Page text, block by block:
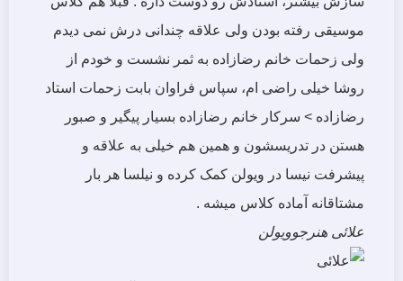
موسیقی رفته بودن ولی علاقه چندانی درش نمی دیدم
ولی زحمات خانم رضازاده به ثمر نشست و خودم از
روشا خیلی راضی ام، سپاس فراوان بابت زحمات استاد
رضازاده > سرکار خانم رضازاده بسیار پیگیر و صبور
هستن در تدریسشون و همین هم خیلی به علاقه و
پیشرفت نیسا در ویولن کمک کرده و نیلسا هر بار
مشتاقانه آماده کلاس میشه .
علائی هنرجوویولن